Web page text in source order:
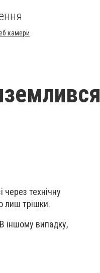
камери
технічну
лиш трішки.
іншому випадку,